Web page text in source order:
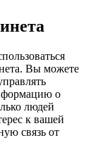
Вы можете
о
людей
к вашей
связь от